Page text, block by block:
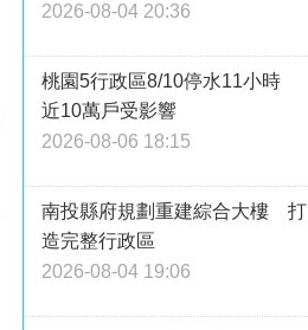
2026-08-04 20:36
桃園5行政區8/10停水11小時
近10萬戶受影響
2026-08-06 18:15
南投縣府規劃重建綜合大樓 打
造完整行政區
2026-08-04 19:06